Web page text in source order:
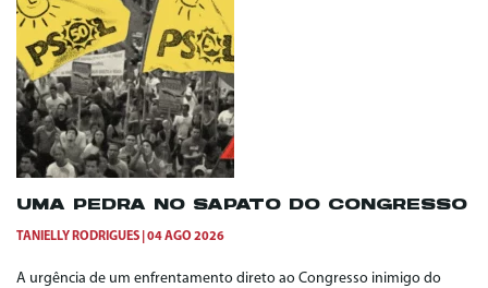
UMA PEDRA NO SAPATO DO CONGRESSO
TANIELLY RODRIGUES 04 AGO 2026
A urgência de um enfrentamento direto ao Congresso inimigo do